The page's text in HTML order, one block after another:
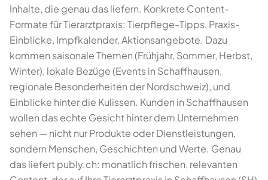
Inhalte, die genau das liefern. Konkrete Content-
Formate für Tierarztpraxis: Tierpflege-Tipps, Praxis-
Einblicke, Impfkalender, Aktionsangebote. Dazu
kommen saisonale Themen (Frühjahr, Sommer, Herbst,
Winter), lokale Bezüge (Events in Schaffhausen,
regionale Besonderheiten der Nordschweiz), und
Einblicke hinter die Kulissen. Kunden in Schaffhausen
wollen das echte Gesicht hinter dem Unternehmen
sehen — nicht nur Produkte oder Dienstleistungen,
sondern Menschen, Geschichten und Werte. Genau
das liefert publy.ch: monatlich frischen, relevanten